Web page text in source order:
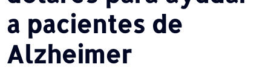
a pacientes de
Alzheimer